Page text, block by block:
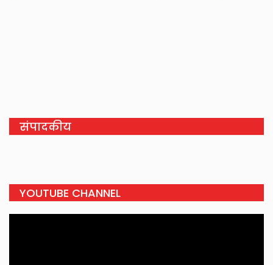
संपादकीय
YOUTUBE CHANNEL